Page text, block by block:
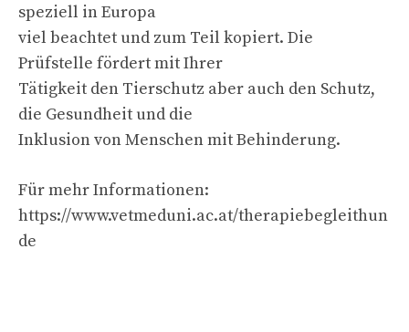
speziell in Europa
viel beachtet und zum Teil kopiert. Die
Prüfstelle fördert mit Ihrer
Tätigkeit den Tierschutz aber auch den Schutz,
die Gesundheit und die
Inklusion von Menschen mit Behinderung.
Für mehr Informationen:
https://www.vetmeduni.ac.at/therapiebegleithun
de